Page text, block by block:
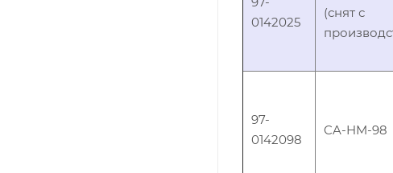
0142025
(снят с
97-
0142098
CA-HM-98